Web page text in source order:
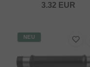
3.32 EUR
NEU